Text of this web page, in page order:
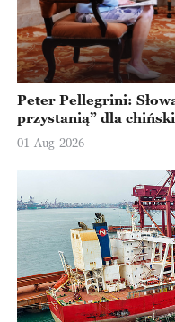
Peter Pellegrini:
przystanią” dla
Europejskiej
01-Aug-2026